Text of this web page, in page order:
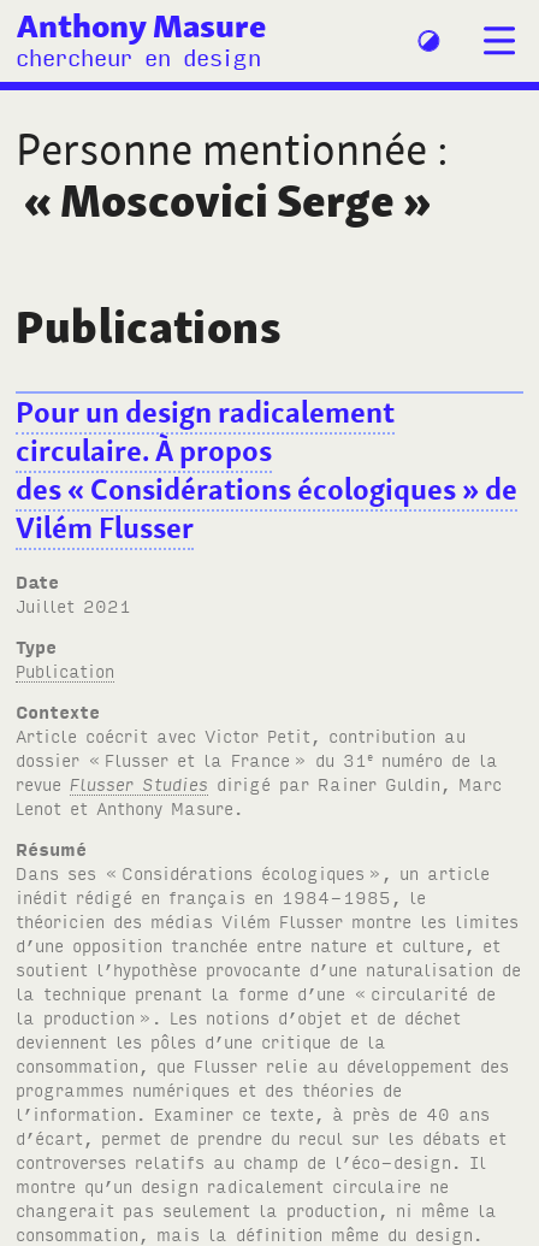
Anthony Masure
chercheur en design
Personne mentionnée :
«Moscovici Serge»
Publications
Pour un design radicalement
circulaire. À propos
des « Considérations écologiques» de
Vilém Flusser
Date
juillet 2021
Type
Publication
Contexte
Article coécrit avec Victor Petit, contribution au
dossier « Flusser et la France » du 31 e
numéro de la
revue Flusser Studies dirigé par Rainer Guldin, Marc
Lenot et Anthony Masure.
Résumé
Dans ses « Considérations écologiques », un article
inédit rédigé en français en 1984-1985, le
théoricien des médias Vilém Flusser montre les limites
d’une opposition tranchée entre nature et culture, et
soutient l’hypothèse provocante d’une naturalisation de
la technique prenant la forme d’une « circularité de
la production ». Les notions d’objet et de déchet
deviennent les pôles d’une critique de la
consommation, que Flusser relie au développement des
programmes numériques et des théories de
l’information. Examiner ce texte, à près de 40 ans
d’écart, permet de prendre du recul sur les débats et
controverses relatifs au champ de l’éco-design. Il
montre qu’un design radicalement circulaire ne
changerait pas seulement la production, ni même la
consommation, mais la définition même du design.